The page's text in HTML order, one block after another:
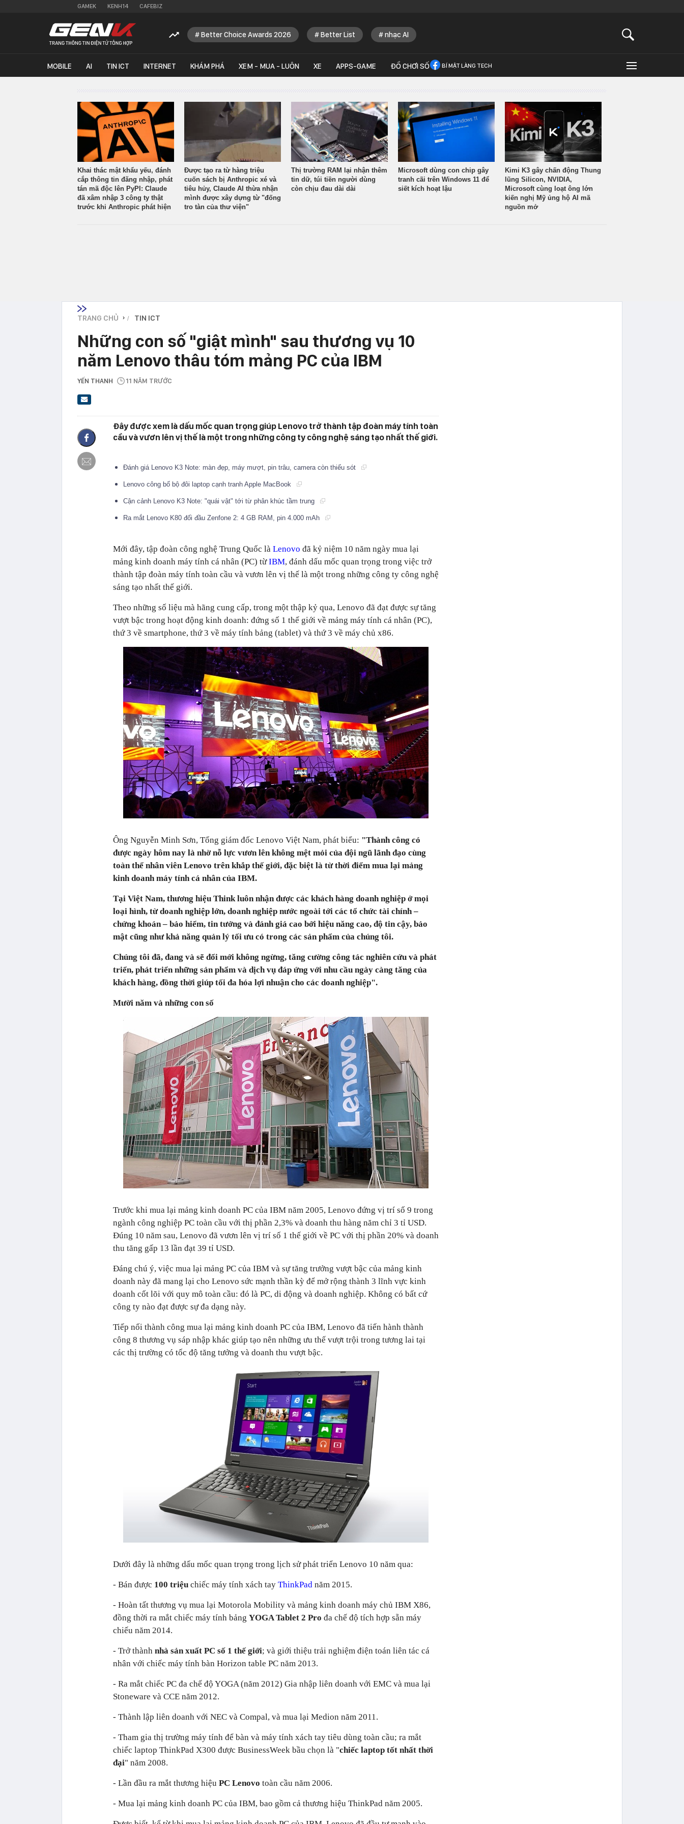
GAMEK KENH14 CAFEBIZ
Better Choice Awards 2026 Better List nhạc AI
MOBILE AI TIN ICT INTERNET KHÁM PHÁ XEM - MUA - LUÔN XE APPS-GAME ĐỒ CHƠI SỐ BÍ MẬT LÀNG TECH
Khai thác mật khẩu yếu, đánh
cắp thông tin đăng nhập, phát
tán mã độc lên PyPI: Claude
đã xâm nhập 3 công ty thật
trước khi Anthropic phát hiện
Được tạo ra từ hàng triệu
cuốn sách bị Anthropic xé và
tiêu hủy, Claude AI thừa nhận
mình được xây dựng từ "đống
tro tàn của thư viện"
Thị trường RAM lại nhận thêm
tin dữ, túi tiền người dùng
còn chịu đau dài dài
Microsoft dùng con chip gây
tranh cãi trên Windows 11 để
siết kích hoạt lậu
Kimi K3 gây chấn động Thung
lũng Silicon, NVIDIA,
Microsoft cùng loạt ông lớn
kiến nghị Mỹ ủng hộ AI mã
nguồn mở
TRANG CHỦ › TIN ICT
Những con số "giật mình" sau thương vụ 10
năm Lenovo thâu tóm mảng PC của IBM
YẾN THANH 11 NĂM TRƯỚC
Đây được xem là dấu mốc quan trọng giúp Lenovo trở thành tập đoàn máy tính toàn
cầu và vươn lên vị thế là một trong những công ty công nghệ sáng tạo nhất thế giới.
Đánh giá Lenovo K3 Note: màn đẹp, máy mượt, pin trâu, camera còn thiếu sót
Lenovo công bố bộ đôi laptop cạnh tranh Apple MacBook
Cận cảnh Lenovo K3 Note: "quái vật" tới từ phân khúc tầm trung
Ra mắt Lenovo K80 đối đầu Zenfone 2: 4 GB RAM, pin 4.000 mAh
Mới đây, tập đoàn công nghệ Trung Quốc là Lenovo đã kỷ niệm 10 năm ngày mua lại
mảng kinh doanh máy tính cá nhân (PC) từIBM, đánh dấu mốc quan trọng trong việc trở
thành tập đoàn máy tính toàn cầu và vươn lên vị thế là một trong những công ty công nghệ
sáng tạo nhất thế giới.
Theo những số liệu mà hãng cung cấp, trong một thập kỷ qua, Lenovo đã đạt được sự tăng
vượt bậc trong hoạt động kinh doanh: đứng số 1 thế giới về mảng máy tính cá nhân (PC),
thứ 3 về smartphone, thứ 3 về máy tính bảng (tablet) và thứ 3 về máy chủ x86.
Ông Nguyễn Minh Sơn, Tổng giám đốc Lenovo Việt Nam, phát biểu: "Thành công có
được ngày hôm nay là nhờ nỗ lực vươn lên không mệt mỏi của đội ngũ lãnh đạo cùng
toàn thể nhân viên Lenovo trên khắp thế giới, đặc biệt là từ thời điểm mua lại mảng
kinh doanh máy tính cá nhân của IBM.
Tại Việt Nam, thương hiệu Think luôn nhận được các khách hàng doanh nghiệp ở mọi
loại hình, từ doanh nghiệp lớn, doanh nghiệp nước ngoài tới các tổ chức tài chính –
chứng khoán – bảo hiểm, tin tưởng và đánh giá cao bởi hiệu năng cao, độ tin cậy, bảo
mật cũng như khả năng quản lý tối ưu có trong các sản phẩm của chúng tôi.
Chúng tôi đã, đang và sẽ đổi mới không ngừng, tăng cường công tác nghiên cứu và phát
triển, phát triển những sản phẩm và dịch vụ đáp ứng với nhu cầu ngày càng tăng của
khách hàng, đồng thời giúp tối đa hóa lợi nhuận cho các doanh nghiệp".
Mười năm và những con số
Trước khi mua lại mảng kinh doanh PC của IBM năm 2005, Lenovo đứng vị trí số 9 trong
ngành công nghiệp PC toàn cầu với thị phần 2,3% và doanh thu hàng năm chỉ 3 tỉ USD.
Đúng 10 năm sau, Lenovo đã vươn lên vị trí số 1 thế giới về PC với thị phần 20% và doanh
thu tăng gấp 13 lần đạt 39 tỉ USD.
Đáng chú ý, việc mua lại mảng PC của IBM và sự tăng trưởng vượt bậc của mảng kinh
doanh này đã mang lại cho Lenovo sức mạnh thần kỳ để mở rộng thành 3 lĩnh vực kinh
doanh cốt lõi với quy mô toàn cầu: đó là PC, di động và doanh nghiệp. Không có bất cứ
công ty nào đạt được sự đa dạng này.
Tiếp nối thành công mua lại mảng kinh doanh PC của IBM, Lenovo đã tiến hành thành
công 8 thương vụ sáp nhập khác giúp tạo nên những ưu thế vượt trội trong tương lai tại
các thị trường có tốc độ tăng tưởng và doanh thu vượt bậc.
Dưới đây là những dấu mốc quan trọng trong lịch sử phát triển Lenovo 10 năm qua:
- Bán được 100 triệu chiếc máy tính xách tay ThinkPad năm 2015.
- Hoàn tất thương vụ mua lại Motorola Mobility và mảng kinh doanh máy chủ IBM X86,
đồng thời ra mắt chiếc máy tính bảng YOGA Tablet 2 Pro đa chế độ tích hợp sẵn máy
chiếu năm 2014.
- Trở thành nhà sản xuất PC số 1 thế giới; và giới thiệu trải nghiệm điện toán liên tác cá
nhân với chiếc máy tính bàn Horizon table PC năm 2013.
- Ra mắt chiếc PC đa chế độ YOGA (năm 2012) Gia nhập liên doanh với EMC và mua lại
Stoneware và CCE năm 2012.
- Thành lập liên doanh với NEC và Compal, và mua lại Medion năm 2011.
- Tham gia thị trường máy tính để bàn và máy tính xách tay tiêu dùng toàn cầu; ra mắt
chiếc laptop ThinkPad X300 được BusinessWeek bầu chọn là "chiếc laptop tốt nhất thời
đại" năm 2008.
- Lần đầu ra mắt thương hiệu PC Lenovo toàn cầu năm 2006.
- Mua lại mảng kinh doanh PC của IBM, bao gồm cả thương hiệu ThinkPad năm 2005.